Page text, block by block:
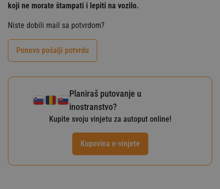
koji ne morate štampati i lepiti na vozilo.
Niste dobili mail sa potvrdom?
Ponovo pošalji potvrdu
Planiraš putovanje u
inostranstvo?
Kupite svoju vinjetu za autoput online!
Kupovina e-vinjete